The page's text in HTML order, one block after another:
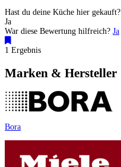
Hast du deine Küche hier gekauft?
Ja
War diese Bewertung hilfreich? Ja
1 Ergebnis
Marken & Hersteller
Bora